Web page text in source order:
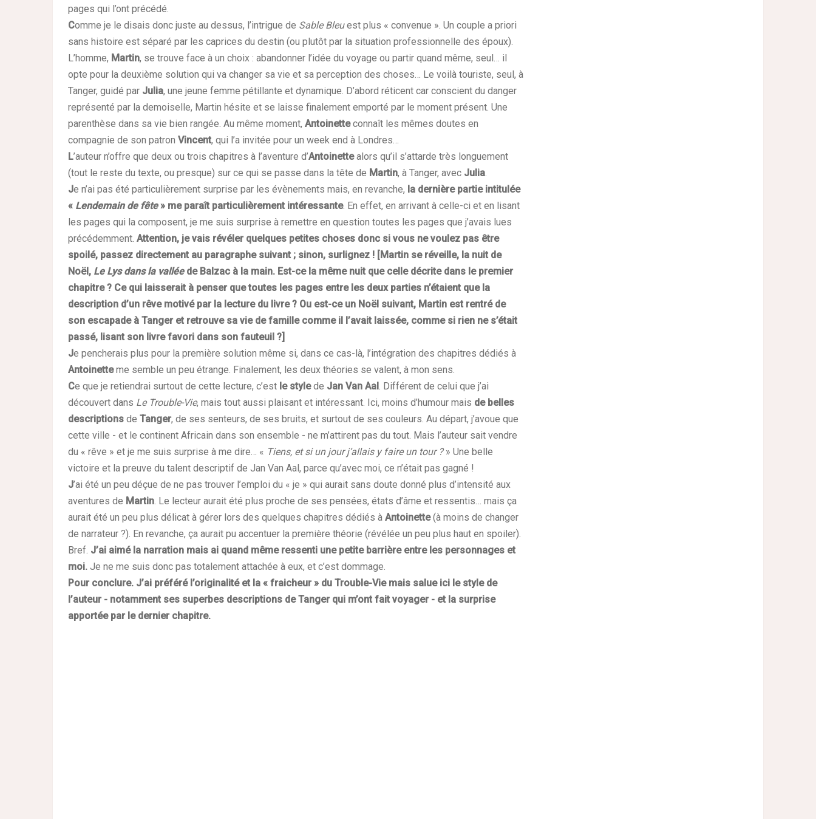
pages qui l’ont précédé.
Comme je le disais donc juste au dessus, l’intrigue de Sable Bleuest plus « convenue ». Un couple a priori
sans histoire est séparé par les caprices du destin (ou plutôt par la situation professionnelle des époux).
L’homme, Martin, se trouve face à un choix : abandonner l’idée du voyage ou partir quand même, seul… il
opte pour la deuxième solution qui va changer sa vie et sa perception des choses… Le voilà touriste, seul, à
Tanger, guidé par Julia, une jeune femme pétillante et dynamique. D’abord réticent car conscient du danger
représenté par la demoiselle, Martin hésite et se laisse finalement emporté par le moment présent. Une
parenthèse dans sa vie bien rangée. Au même moment, Antoinetteconnaît les mêmes doutes en
compagnie de son patron Vincent, qui l’a invitée pour un week end à Londres…
L’auteur n’offre que deux ou trois chapitres à l’aventure d’Antoinettealors qu’il s’attarde très longuement
(tout le reste du texte, ou presque) sur ce qui se passe dans la tête de Martin, à Tanger, avec Julia
Je n’ai pas été particulièrement surprise par les évènements mais, en revanche, la dernière partie intitulée
« Lendemain de fête» me paraît particulièrement intéressante. En effet, en arrivant à celle-ci et en lisant
les pages qui la composent, je me suis surprise à remettre en question toutes les pages que j’avais lues
précédemment. Attention, je vais révéler quelques petites choses donc si vous ne voulez pas être
spoilé, passez directement au paragraphe suivant ; sinon, surlignez ! [Martin se réveille, la nuit de
Noël, Le Lys dans la valléede Balzac à la main. Est-ce la même nuit que celle décrite dans le premier
chapitre ? Ce qui laisserait à penser que toutes les pages entre les deux parties n’étaient que la
description d’un rêve motivé par la lecture du livre ? Ou est-ce un Noël suivant, Martin est rentré de
son escapade à Tanger et retrouve sa vie de famille comme il l’avait laissée, comme si rien ne s’était
passé, lisant son livre favori dans son fauteuil ?]
Je pencherais plus pour la première solution même si, dans ce cas-là, l’intégration des chapitres dédiés à
Antoinetteme semble un peu étrange. Finalement, les deux théories se valent, à mon sens.
Ce que je retiendrai surtout de cette lecture, c’est le stylede Jan Van Aal . Différent de celui que j’ai
découvert dans Le Trouble-Vie, mais tout aussi plaisant et intéressant. Ici, moins d’humour mais de belles
descriptions de Tanger, de ses senteurs, de ses bruits, et surtout de ses couleurs. Au départ, j’avoue que
cette ville - et le continent Africain dans son ensemble - ne m’attirent pas du tout. Mais l’auteur sait vendre
du « rêve » et je me suis surprise à me dire… « Tiens, et si un jour j’allais y faire un tour ?» Une belle
victoire et la preuve du talent descriptif de Jan Van Aal, parce qu’avec moi, ce n’était pas gagné !
J’ai été un peu déçue de ne pas trouver l’emploi du « je » qui aurait sans doute donné plus d’intensité aux
aventures de Martin . Le lecteur aurait été plus proche de ses pensées, états d’âme et ressentis… mais ça
aurait été un peu plus délicat à gérer lors des quelques chapitres dédiés à Antoinette(à moins de changer
de narrateur ?). En revanche, ça aurait pu accentuer la première théorie (révélée un peu plus haut en spoiler).
Bref. J’ai aimé la narration mais ai quand même ressenti une petite barrière entre les personnages et
moi. Je ne me suis donc pas totalement attachée à eux, et c’est dommage.
Pour conclure. J’ai préféré l’originalité et la « fraicheur » du Trouble-Vie mais salue ici le style de
l’auteur - notamment ses superbes descriptions de Tanger qui m’ont fait voyager - et la surprise
apportée par le dernier chapitre.